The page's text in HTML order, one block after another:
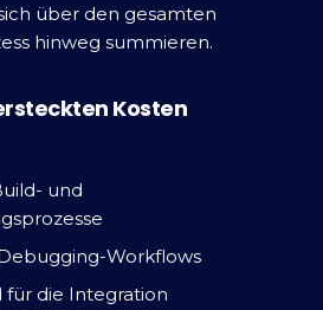
über den gesamten
hinweg summieren.
Kosten
und
Workflows
für die Integration